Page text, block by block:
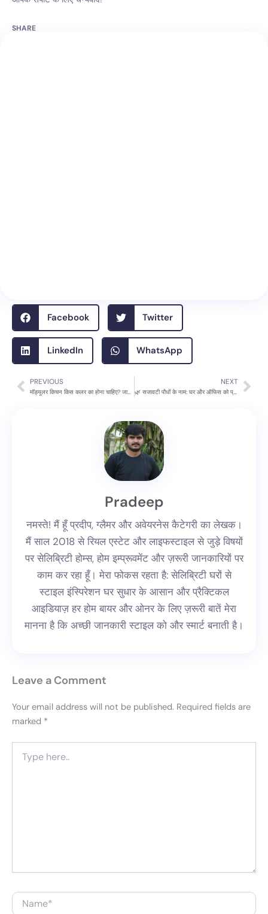
SHARE
Facebook Twitter
LinkedIn WhatsApp
Prev
PREVIOUS
मॉड्यूलर किचन किस कलर का होना चाहिए? जानिए सही रंग का चुनाव करने के आसान टिप्स 🎨
NEXT
🌿 सजावटी पौधों के नाम: घर और ऑफिस को प्राकृतिक खूबसूरती देने वाले 10 शानदार पौधे
Pradeep
नमस्ते! मैं हूँ प्रदीप, ग्लैमर और अवेयरनेस कैटेगरी का लेखक।
मैं साल 2018 से रियल एस्टेट और लाइफस्टाइल से जुड़े विषयों
पर सेलिब्रिटी होम्स, होम इम्प्रूवमेंट और ज़रूरी जानकारियों पर
काम कर रहा हूँ। मेरा फोकस रहता है: सेलिब्रिटी घरों से
स्टाइल इंस्पिरेशन घर सुधार के आसान और प्रैक्टिकल
आइडियाज़ हर होम बायर और ओनर के लिए ज़रूरी बातें मेरा
मानना है कि अच्छी जानकारी स्टाइल को और स्मार्ट बनाती है।
Leave a Comment
Your email address will not be published. Required fields are
marked *
here..
Name*